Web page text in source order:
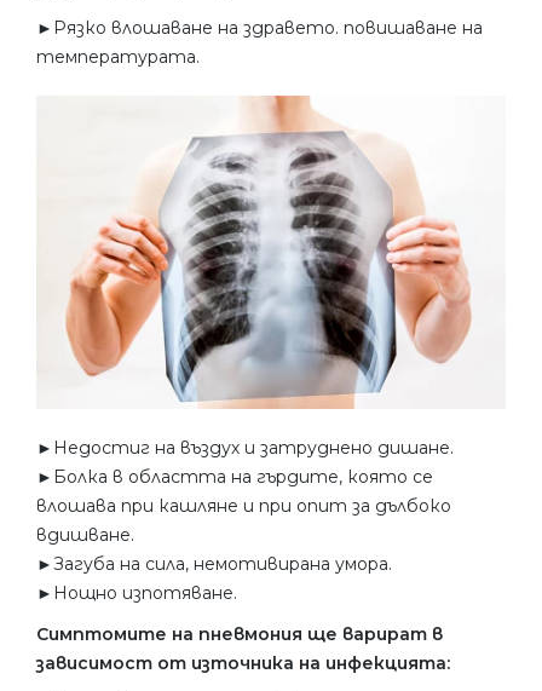
►Рязко влошаване на здравето. повишаване на
температурата.
►Недостиг на въздух и затруднено дишане.
►Болка в областта на гърдите, която се
влошава при кашляне и при опит за дълбоко
вдишване.
►Загуба на сила, немотивирана умора.
►Нощно изпотяване.
Симптомите на пневмония ще варират в
зависимост от източника на инфекцията: